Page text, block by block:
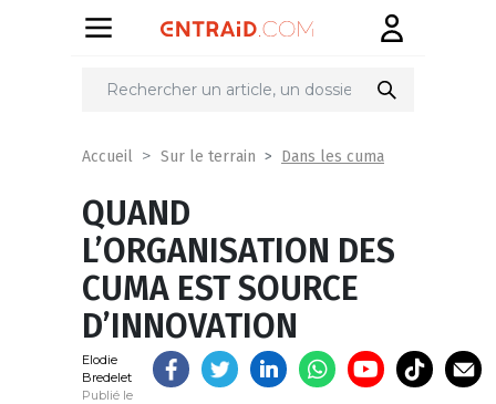
Partager
Accueil Sur le terrain Dans les cuma
QUAND
L’ORGANISATION DES
CUMA EST SOURCE
D’INNOVATION
Elodie
Bredelet
Publié le